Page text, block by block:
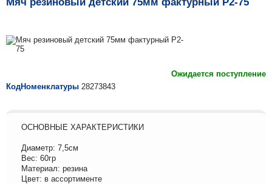
Ожидается поступление
КодНоменклатуры 28273843
ОСНОВНЫЕ ХАРАКТЕРИСТИКИ
Диаметр: 7,5см
Вес: 60гр
Материал: резина
Цвет: в ассортименте